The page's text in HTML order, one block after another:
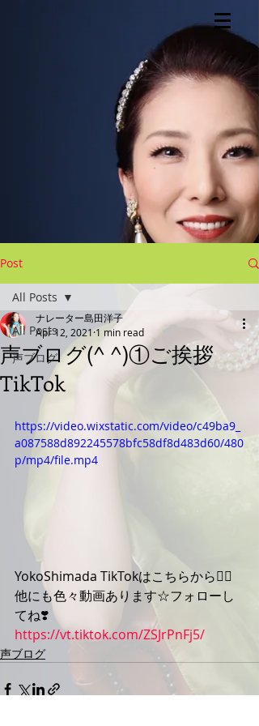
Post
All Posts
声ブログ
All Posts
声ブログ(^ ^)①ご挨拶
TikTok
ナレーター島田洋子
Apr 12, 2021 1 min read
https://video.wixstatic.com/video/c49ba9_
a087588d892245578bfc58df8d483d60/480
p/mp4/file.mp4
YokoShimada TikTokはこちらから💁‍♀️
他にも色々動画あります☆フォローし
てね❣️
https://vt.tiktok.com/ZSJrPnFj5/
声ブログ